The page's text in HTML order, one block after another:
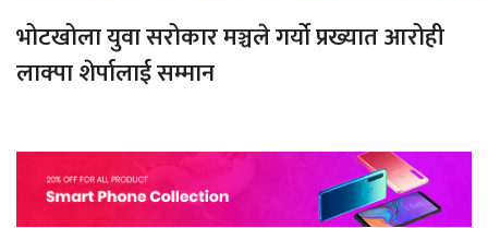
भोटखोला युवा सरोकार मञ्चले गर्यो प्रख्यात आरोही
लाक्पा शेर्पालाई सम्मान